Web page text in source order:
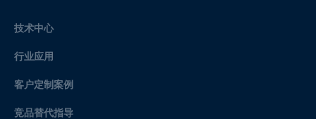
技术中心
行业应用
客户定制案例
竞品替代指导